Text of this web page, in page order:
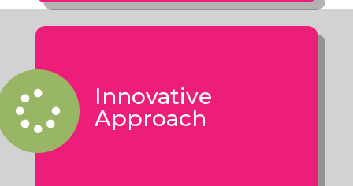
​Innovative
Approach
